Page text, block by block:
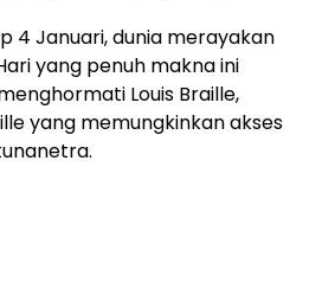
4 Januari, dunia merayakan
yang penuh makna ini
Louis Braille,
yang memungkinkan akses